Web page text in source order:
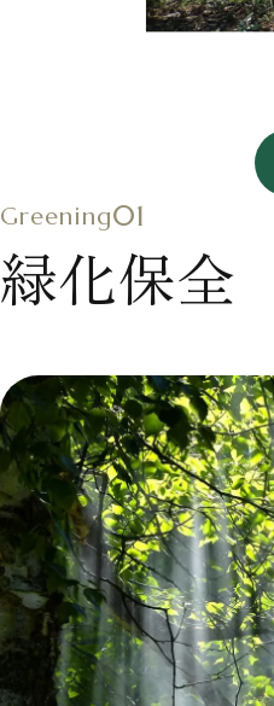
Greening01
緑化保全